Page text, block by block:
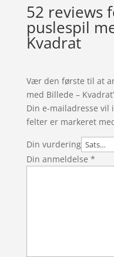
52 reviews
puslespil
Kvadrat
Vær den første til at
med Billede –
Din e-mailadresse vil
felter er markeret
Din vurdering
Din anmeldelse *